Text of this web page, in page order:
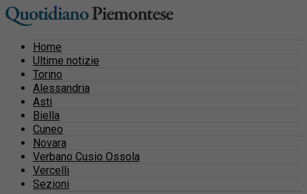
Home
Ultime notizie
Torino
Alessandria
Asti
Biella
Cuneo
Novara
Verbano Cusio Ossola
Vercelli
Sezioni